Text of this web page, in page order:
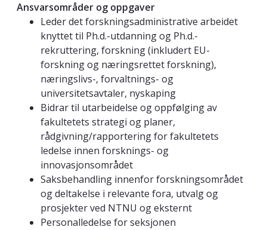
Ansvarsområder og oppgaver
Leder det forskningsadministrative arbeidet
knyttet til Ph.d.-utdanning og Ph.d.-
rekruttering, forskning (inkludert EU-
forskning og næringsrettet forskning),
næringslivs-, forvaltnings- og
universitetsavtaler, nyskaping
Bidrar til utarbeidelse og oppfølging av
fakultetets strategi og planer,
rådgivning/rapportering for fakultetets
ledelse innen forsknings- og
innovasjonsområdet
Saksbehandling innenfor forskningsområdet
og deltakelse i relevante fora, utvalg og
prosjekter ved NTNU og eksternt
Personalledelse for seksjonen